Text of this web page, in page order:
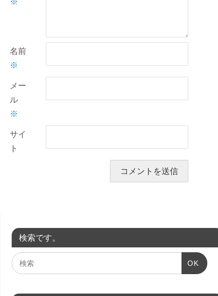
名前
※
メー
ル
※
サイ
ト
検索です。
OK